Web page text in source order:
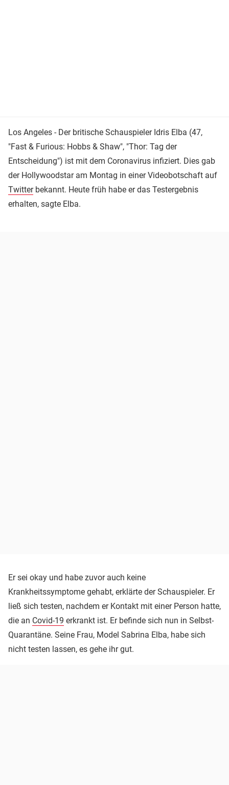
Los Angeles - Der britische Schauspieler Idris Elba (47,
"Fast & Furious: Hobbs & Shaw", "Thor: Tag der
Entscheidung") ist mit dem Coronavirus infiziert. Dies gab
der Hollywoodstar am Montag in einer Videobotschaft auf
Twitterbekannt. Heute früh habe er das Testergebnis
erhalten, sagte Elba.
Er sei okay und habe zuvor auch keine
Krankheitssymptome gehabt, erklärte der Schauspieler. Er
ließ sich testen, nachdem er Kontakt mit einer Person hatte,
die an Covid-19 erkrankt ist. Er befinde sich nun in Selbst-
Quarantäne. Seine Frau, Model Sabrina Elba, habe sich
nicht testen lassen, es gehe ihr gut.